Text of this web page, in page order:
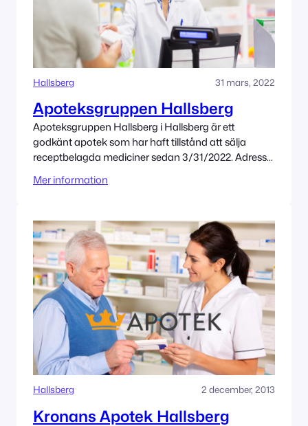
Hallsberg 31 mars, 2022
Apoteksgruppen Hallsberg
Apoteksgruppen Hallsberg i Hallsberg är ett
godkänt apotek som har haft tillstånd att sälja
receptbelagda mediciner sedan 3/31/2022. Adress
innehas av ApoXcel AB
Mer information
Hallsberg 2 december, 2013
Kronans Apotek Hallsberg